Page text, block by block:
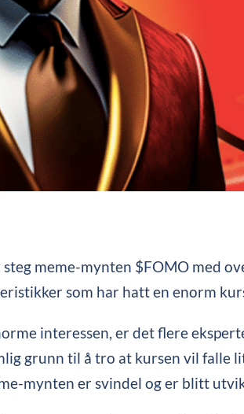
steg meme-mynten $FOMO med
som har hatt en enorm
interessen, er det flere
grunn til å tro at kursen vil falle
mynten er svindel og er blitt